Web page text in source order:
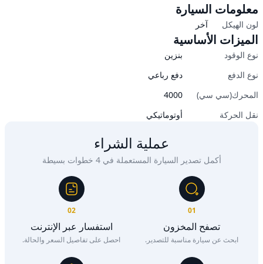
معلومات السيارة
لون الهيكل آخر
الميزات الأساسية
نوع الوقود
بنزين
نوع الدفع
دفع رباعي
المحرك(سي سي)
4000
نقل الحركة
أوتوماتيكي
عملية الشراء
أكمل تصدير السيارة المستعملة في 4 خطوات بسيطة
01
تصفح المخزون
ابحث عن سيارة مناسبة للتصدير.
02
استفسار عبر الإنترنت
احصل على تفاصيل السعر والحالة.